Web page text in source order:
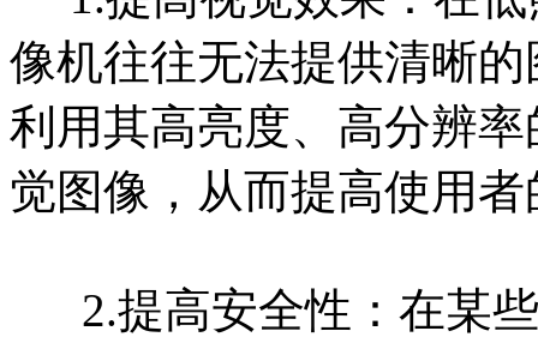
像机往往无法提供清晰
利用其高亮度、高分辨
觉图像，从而提高使用
2.提高安全性：在某些